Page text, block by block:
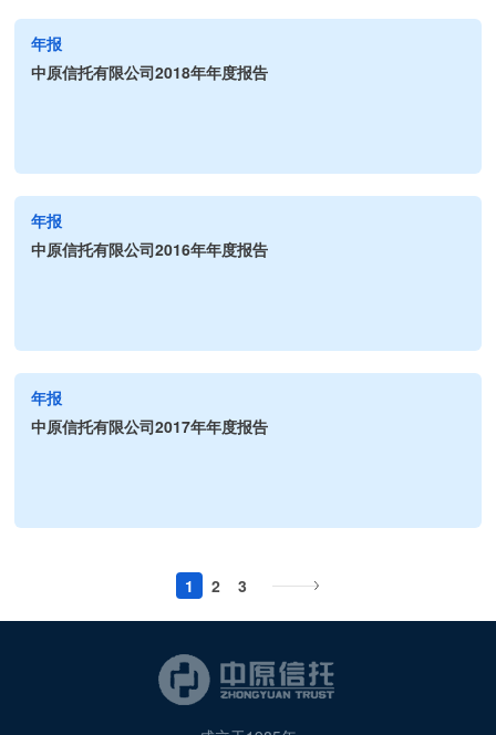
年报
中原信托有限公司2018年年度报告
年报
中原信托有限公司2016年年度报告
年报
中原信托有限公司2017年年度报告
1 2 3